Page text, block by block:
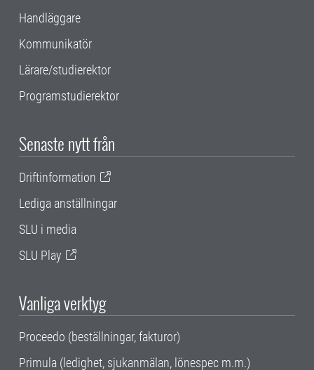
Handläggare
Kommunikatör
Lärare/studierektor
Programstudierektor
Senaste nytt från
Driftinformation
Lediga anställningar
SLU i media
SLU Play
Vanliga verktyg
Proceedo (beställningar, fakturor)
Primula (ledighet, sjukanmälan, lönespec m.m.)